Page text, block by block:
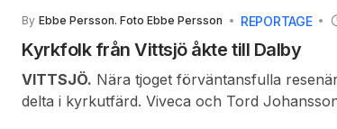
By Ebbe Persson. Foto Ebbe Persson REPORTAGE
Kyrkfolk från Vittsjö åkte till Dalby
VITTSJÖ. Nära tjoget förväntansfulla
delta i kyrkutfärd. Viveca och Tord